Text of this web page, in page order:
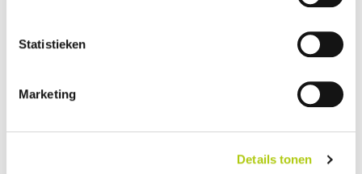
Statistieken
Marketing
Details tonen
Wat vind je van de scooter?
Je gegevens